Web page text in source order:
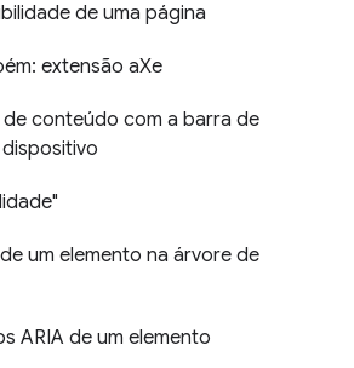
de uma página
extensão aXe
conteúdo com a barra de
um elemento na árvore de
ARIA de um elemento